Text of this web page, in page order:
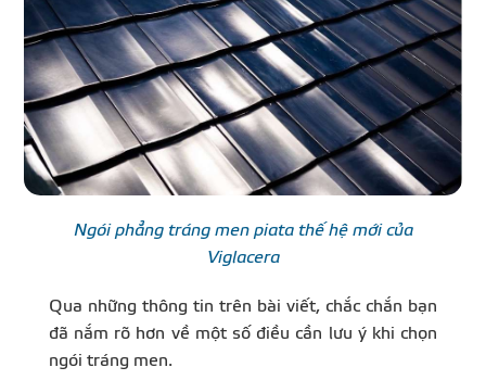
Ngói phẳng tráng men piata thế hệ mới của
Viglacera
Qua những thông tin trên bài viết, chắc chắn bạn
đã nắm rõ hơn về một số điều cần lưu ý khi chọn
ngói tráng men.